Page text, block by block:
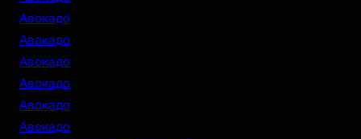
Авокадо
Авокадо
Авокадо
Авокадо
Авокадо
Авокадо